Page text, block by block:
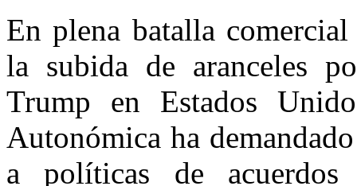
En plena batalla
la subida de aranceles
Trump en Estados
Autonómica ha
a políticas de